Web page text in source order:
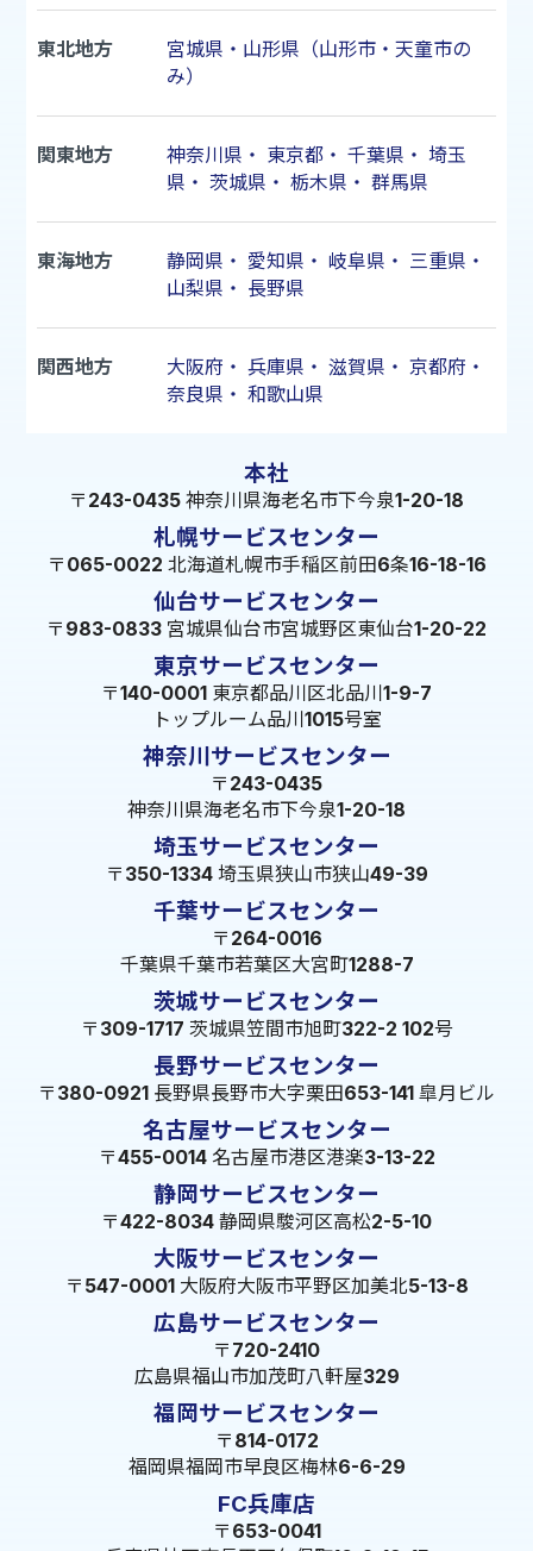
東北地方
宮城県・山形県（山形市・天童市の
み）
関東地方 神奈川県 ・ 東京都・ 千葉県 ・ 埼玉
県 ・ 茨城県 ・ 栃木県 ・ 群馬県
東海地方 静岡県 ・ 愛知県 ・ 岐阜県 ・ 三重県 ・
山梨県 ・ 長野県
関西地方 大阪府 ・ 兵庫県 ・ 滋賀県 ・ 京都府 ・
奈良県 ・ 和歌山県
本社
〒243-0435 神奈川県海老名市下今泉1-20-18
札幌サービスセンター
〒065-0022 北海道札幌市手稲区前田6条16-18-16
仙台サービスセンター
〒983-0833 宮城県仙台市宮城野区東仙台1-20-22
東京サービスセンター
〒140-0001 東京都品川区北品川1-9-7
トップルーム品川1015号室
神奈川サービスセンター
〒243-0435
神奈川県海老名市下今泉1-20-18
埼玉サービスセンター
〒350-1334 埼玉県狭山市狭山49-39
千葉サービスセンター
〒264-0016
千葉県千葉市若葉区大宮町1288-7
茨城サービスセンター
〒309-1717 茨城県笠間市旭町322-2 102号
長野サービスセンター
〒380-0921 長野県長野市大字栗田653-141 皐月ビル
名古屋サービスセンター
〒455-0014 名古屋市港区港楽3-13-22
静岡サービスセンター
〒422-8034 静岡県駿河区高松2-5-10
大阪サービスセンター
〒547-0001 大阪府大阪市平野区加美北5-13-8
広島サービスセンター
〒720-2410
広島県福山市加茂町八軒屋329
福岡サービスセンター
〒814-0172
福岡県福岡市早良区梅林6-6-29
FC兵庫店
〒653-0041